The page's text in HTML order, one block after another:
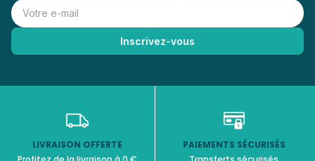
LIVRAISON OFFERTE
PAIEMENTS SÉCURISÉS